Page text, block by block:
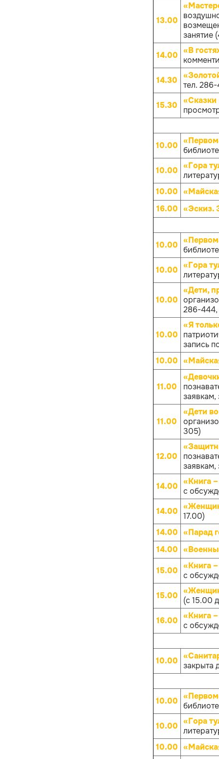
13.00
занятие
14.00 «В
14.30
тел.
15.30
«Сказки
10.00
10.00 «Гора
10.00
16.00 «Эскиз.
10.00
10.00 «Гора
10.00
«Дети,
286-
10.00
«Я
запись
10.00
11.00
11.00
«Дети
305)
12.00
14.00 «Книга
с
14.00 17.00)
14.00 «Парад
14.00
15.00 «Книга
с
15.00
(с 15.00
16.00 «Книга
с
10.00 закрыта
10.00
10.00 «Гора
10.00